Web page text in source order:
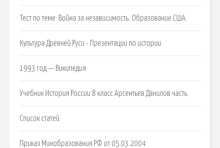
Тест по теме: Война за независимость. Образование США.
Культура Древней Руси - Презентации по истории.
1993 год — Википедия.
Учебник История России 8 класс Арсентьев Данилов часть.
Список статей.
Приказ Минобразования РФ от 05.03.2004